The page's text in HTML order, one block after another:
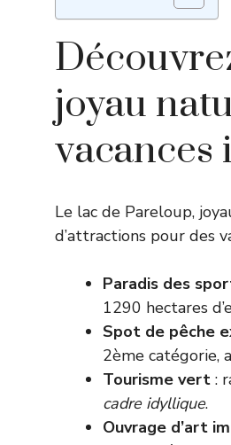
joyau
Le lac de Pareloup,
d’attractions pour des
Paradis des
1290 hectares
Spot de pêche
2ème catégorie,
Tourisme vert :
cadre idyllique.
Ouvrage d’art